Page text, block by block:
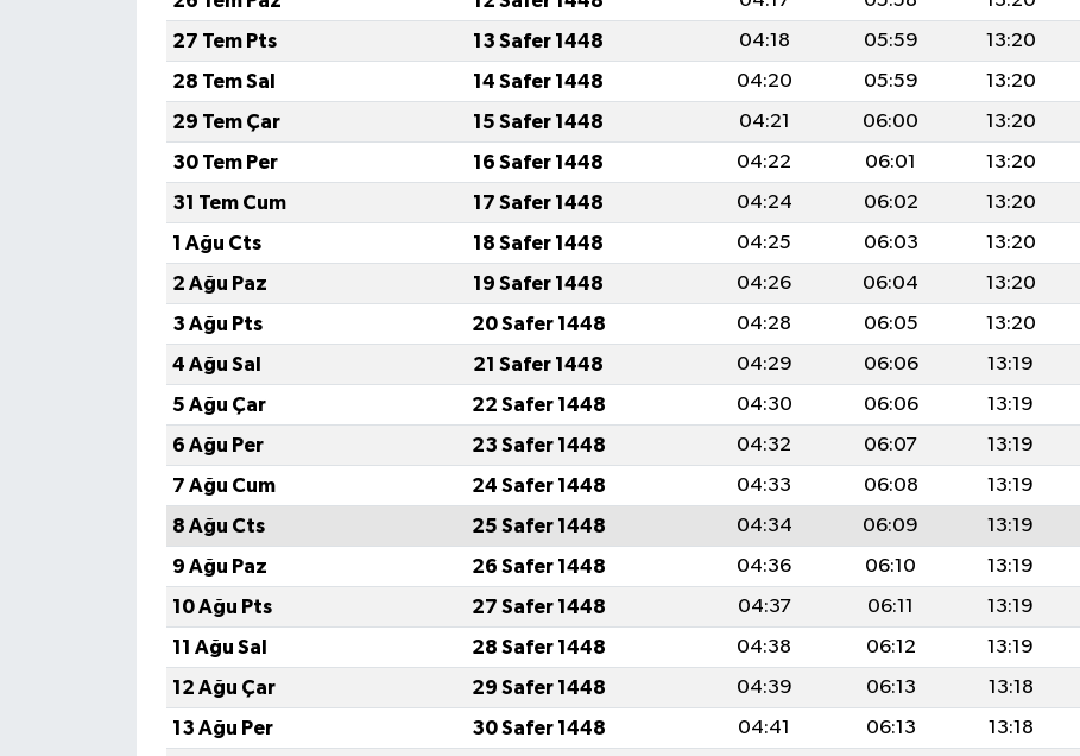
27 Tem Pts
13 Safer 1448 04:18 05:59 13:20
28 Tem Sal
14 Safer 1448 04:20 05:59 13:20
29 Tem Çar
15 Safer 1448 04:21 06:00 13:20
30 Tem Per
16 Safer 1448 04:22 06:01 13:20
31 Tem Cum
17 Safer 1448 04:24 06:02 13:20
1 Ağu Cts
18 Safer 1448 04:25 06:03 13:20
2 Ağu Paz
19 Safer 1448 04:26 06:04 13:20
3 Ağu Pts
20 Safer 1448 04:28 06:05 13:20
4 Ağu Sal
21 Safer 1448 04:29 06:06 13:19
5 Ağu Çar
22 Safer 1448 04:30 06:06 13:19
6 Ağu Per
23 Safer 1448 04:32 06:07 13:19
7 Ağu Cum
24 Safer 1448 04:33 06:08 13:19
8 Ağu Cts
25 Safer 1448 04:34 06:09 13:19
9 Ağu Paz
26 Safer 1448 04:36 06:10 13:19
10 Ağu Pts
27 Safer 1448 04:37 06:11 13:19
11 Ağu Sal
28 Safer 1448 04:38 06:12 13:19
12 Ağu Çar
29 Safer 1448 04:39 06:13 13:18
13 Ağu Per
30 Safer 1448 04:41 06:13 13:18